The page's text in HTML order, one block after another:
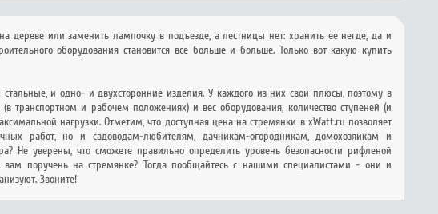
дереве или заменить лампочку в подъезде, а лестницы нет: хранить ее негде, да и
оборудования становится все больше и больше. Только вот какую купить
и одно- и двухсторонние изделия. У каждого из них свои плюсы, поэтому в
транспортном и рабочем положениях) и вес оборудования, количество ступеней (и
нагрузки. Отметим, что доступная цена на стремянки в xWatt.ru позволяет
работ, но и садоводам-любителям, дачникам-огородникам, домохозяйкам и
Не уверены, что сможете правильно определить уровень безопасности рифленой
поручень на стремянке? Тогда пообщайтесь с нашими специалистами - они и
Звоните!